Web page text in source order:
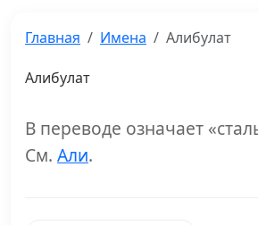
Главная Имена Алибулат
Алибулат
В переводе означает
См. Али.